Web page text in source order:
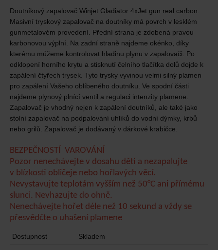
Doutníkový zapalovač Winjet Gladiator 4xJet gun real carbon.
Masivní tryskový zapalovač na doutníky má povrch v lesklém
gunmetalovém provedení. Přední strana je zdobená pravou
karbonovou výplní. Na zadní straně najdeme okénko, díky
kterému můžeme kontrolovat hladinu plynu v zapalovači. Po
odklopení horního krytu a stisknutí čelního tlačítka dolů dojde k
zapálení čtyřech trysek. Tyto trysky vyvinou velmi silný plamen
pro zapálení Vašeho oblíbeného doutníku. Ve spodní části
najdeme plynový plnící ventil a regulaci intenzity plamene.
Zapalovač je vhodný nejen k zapálení doutníků, ale také jako
stolní zapalovač na podpalování uhlíků do vodní dýmky, krbů
nebo grilů. Zapalovač je dodávaný v dárkové krabičce.
BEZPEČNOSTÍ VAROVÁNÍ
Pozor nenechávejte v dosahu dětí a nezapalujte
v blízkosti obličeje nebo hořlavých věcí.
Nevystavujte teplotám vyšším než 50°C ani přímému
slunci. Nevhazujte do ohně.
Nenechávejte hořet déle než 10 sekund a vždy se
přesvědčte o uhašení plamene
Dostupnost Skladem